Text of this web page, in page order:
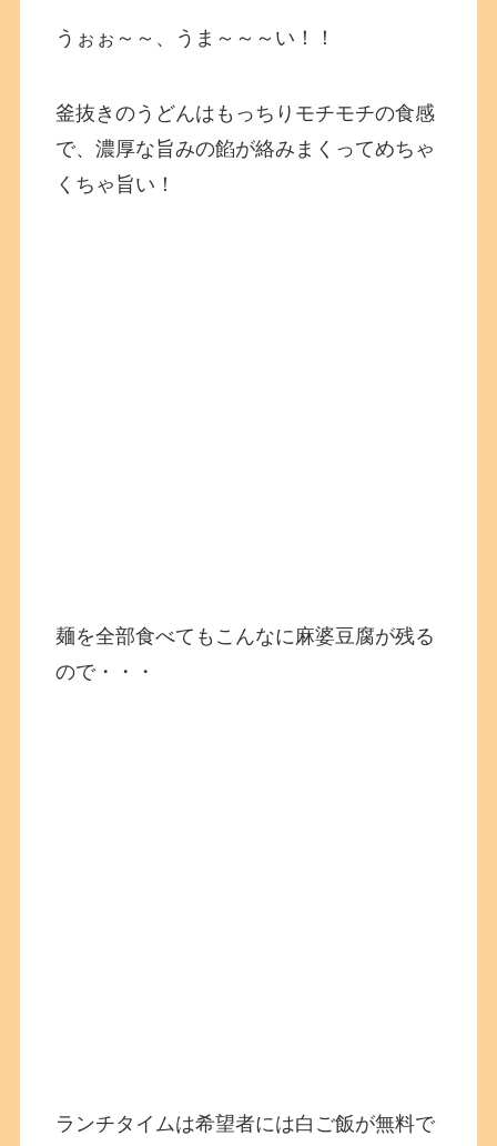
うぉぉ～～、うま～～～い！！
釜抜きのうどんはもっちりモチモチの食感
で、濃厚な旨みの餡が絡みまくってめちゃ
くちゃ旨い！
麺を全部食べてもこんなに麻婆豆腐が残る
ので・・・
ランチタイムは希望者には白ご飯が無料で